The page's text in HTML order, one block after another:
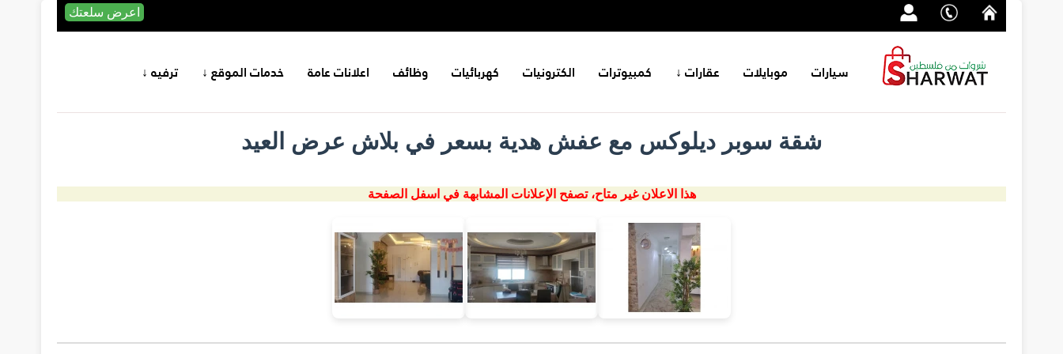
اعرض سلعتك
سيارات موبايلات عقارات ↓ كمبيوترات الكترونيات كهربائيات وظائف اعلانات عامة خدمات الموقع ↓ ترفيه ↓
شقة سوبر ديلوكس مع عفش هدية بسعر في بلاش عرض العيد
هذا الاعلان غير متاح، تصفح الإعلانات المشابهة في اسفل الصفحة